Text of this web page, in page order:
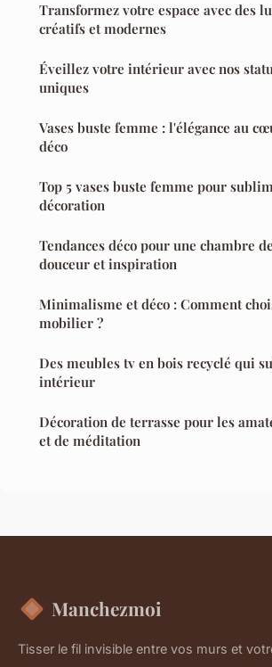
Transformez votre espace avec des
créatifs et modernes
Éveillez votre intérieur avec nos
uniques
Vases buste femme : l'élégance au
déco
Top 5 vases buste femme pour
décoration
Tendances déco pour une chambre
douceur et inspiration
Minimalisme et déco : Comment
mobilier ?
Des meubles tv en bois recyclé qui
intérieur
Décoration de terrasse pour les
et de méditation
Manchezmoi
Tisser le fil invisible entre vos murs et